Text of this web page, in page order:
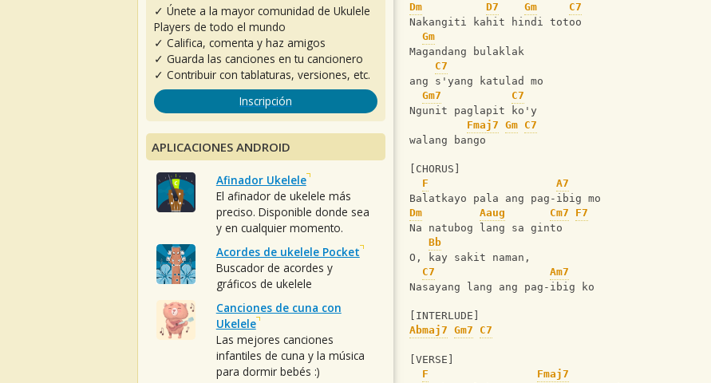
Dm
D7 Gm
C7
Nakangiti kahit hindi totoo
Gm
Magandang bulaklak
C7
ang s'yang katulad mo
Gm7
C7
Ngunit paglapit ko'y
Fmaj7 Gm C7
walang bango
[CHORUS]
F
A7
Balatkayo pala ang pag-ibig mo
Dm
Aaug Cm7
F7
Na natubog lang sa ginto
Bb
O, kay sakit naman,
C7
Am7
Nasayang lang ang pag-ibig ko
[INTERLUDE]
Abmaj7 Gm7 C7
[VERSE]
F
Fmaj7
✓ Únete a la mayor comunidad de Ukulele
Players de todo el mundo
✓ Califica, comenta y haz amigos
✓ Guarda las canciones en tu cancionero
✓ Contribuir con tablaturas, versiones, etc.
Inscripción
APLICACIONES ANDROID
Afinador Ukelele
El afinador de ukelele más
preciso. Disponible donde sea
y en cualquier momento.
Acordes de ukelele Pocket
Buscador de acordes y
gráficos de ukelele
Canciones de cuna con
Ukelele
Las mejores canciones
infantiles de cuna y la música
para dormir bebés :)